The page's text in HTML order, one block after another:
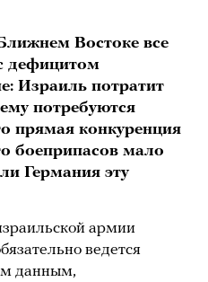
Востоке все
дефицитом
Израиль потратит
потребуются
прямая конкуренция
боеприпасов мало
Германия эту
армии
ведется
данным,